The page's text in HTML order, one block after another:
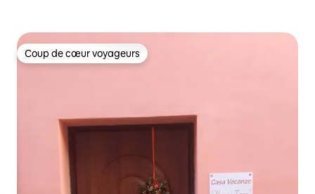
Coup de cœur voyageurs
Coup de cœur voyageurs